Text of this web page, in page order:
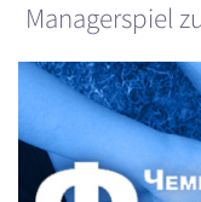
Managerspiel